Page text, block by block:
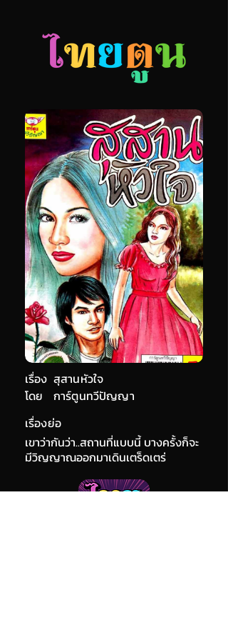
เรื่อง สุสานหัวใจ
การ์ตูนทวีปัญญา
โดย
เรื่องย่อ
เขาว่ากันว่า..สถานที่แบบนี้ บางครั้งก็จะ
มีวิญญาณออกมาเดินเตร็ดเตร่